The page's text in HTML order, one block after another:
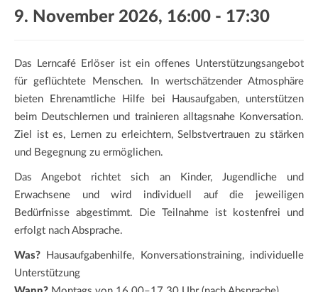
n
9. November 2026, 16:00 - 17:30
Das Lerncafé Erlöser ist ein offenes Unterstützungsangebot
für geflüchtete Menschen. In wertschätzender Atmosphäre
bieten Ehrenamtliche Hilfe bei Hausaufgaben, unterstützen
beim Deutschlernen und trainieren alltagsnahe Konversation.
Ziel ist es, Lernen zu erleichtern, Selbstvertrauen zu stärken
und Begegnung zu ermöglichen.
Das Angebot richtet sich an Kinder, Jugendliche und
Erwachsene und wird individuell auf die jeweiligen
Bedürfnisse abgestimmt. Die Teilnahme ist kostenfrei und
erfolgt nach Absprache.
Was? Hausaufgabenhilfe, Konversationstraining, individuelle
Unterstützung